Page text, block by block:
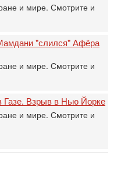
и мире. Смотрите и
"слился" Афёра
и мире. Смотрите и
Газе. Взрыв в Нью Йорке
и мире. Смотрите и